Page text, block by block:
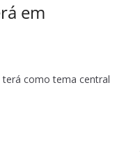
em
terá como tema central